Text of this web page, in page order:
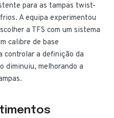
para as tampas twist-
A equipa experimentou
a TFS com um sistema
calibre de base
controlar a definição da
diminuiu, melhorando a